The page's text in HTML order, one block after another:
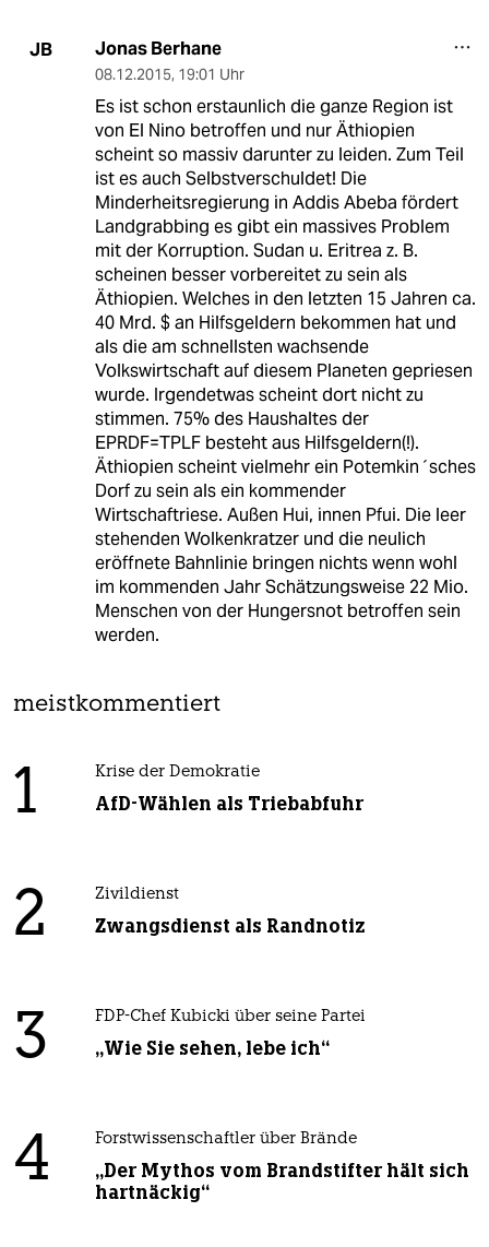
JB Jonas Berhane
08.12.2015, 19:01 Uhr
Es ist schon erstaunlich die ganze Region ist
von El Nino betroffen und nur Äthiopien
scheint so massiv darunter zu leiden. Zum Teil
ist es auch Selbstverschuldet! Die
Minderheitsregierung in Addis Abeba fördert
Landgrabbing es gibt ein massives Problem
mit der Korruption. Sudan u. Eritrea z. B.
scheinen besser vorbereitet zu sein als
Äthiopien. Welches in den letzten 15 Jahren ca.
40 Mrd. $ an Hilfsgeldern bekommen hat und
als die am schnellsten wachsende
Volkswirtschaft auf diesem Planeten gepriesen
wurde. Irgendetwas scheint dort nicht zu
stimmen. 75% des Haushaltes der
EPRDF=TPLF besteht aus Hilfsgeldern(!).
Äthiopien scheint vielmehr ein Potemkin´sches
Dorf zu sein als ein kommender
Wirtschaftriese. Außen Hui, innen Pfui. Die leer
stehenden Wolkenkratzer und die neulich
eröffnete Bahnlinie bringen nichts wenn wohl
im kommenden Jahr Schätzungsweise 22 Mio.
Menschen von der Hungersnot betroffen sein
werden.
meistkommentiert
1 Krise der Demokratie
AfD-Wählen als Triebabfuhr
2 Zivildienst
Zwangsdienst als Randnotiz
3 FDP-Chef Kubicki über seine Partei
„Wie Sie sehen, lebe ich“
4 Forstwissenschaftler über Brände
„Der Mythos vom Brandstifter hält sich
hartnäckig“